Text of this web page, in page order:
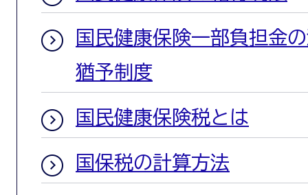
国民健康保険一部負担金
猶予制度
国民健康保険税とは
国保税の計算方法